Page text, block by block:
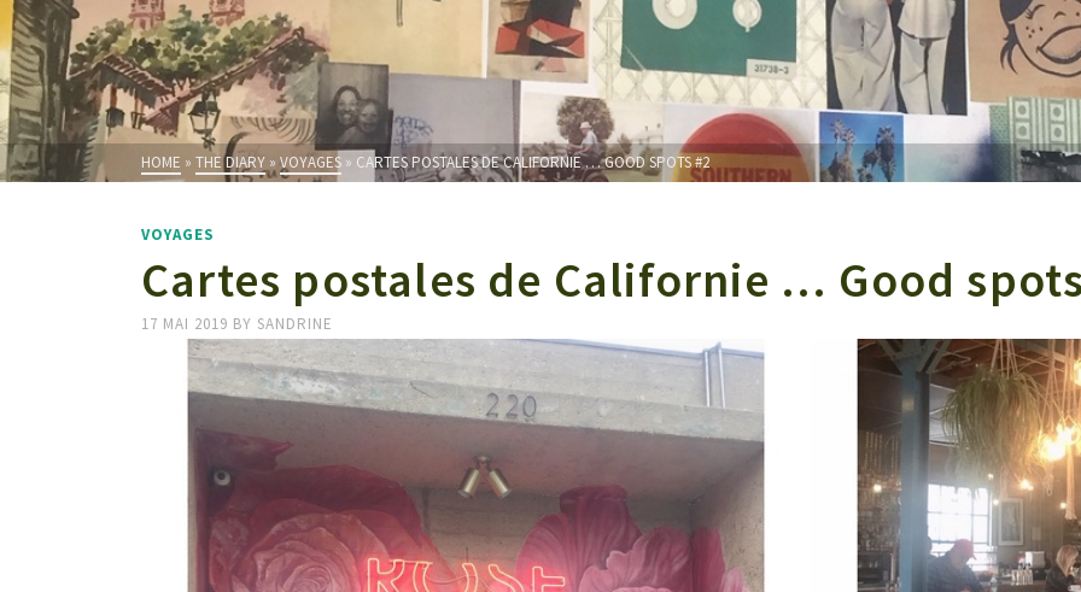
HOME » THE DIARY » VOYAGES » CARTES POSTALES DE CALIFORNIE … GOOD SPOTS #2
VOYAGES
Cartes postales de Californie … Good
17 MAI 2019 BY SANDRINE